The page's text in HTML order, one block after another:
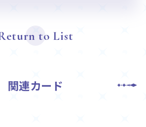
to List
関連カード